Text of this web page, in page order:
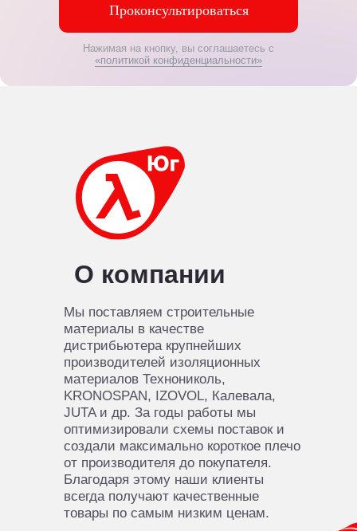
Проконсультироваться
Нажимая на кнопку, вы соглашаетесь с
«политикой конфиденциальности»
О компании
Мы поставляем строительные
материалы в качестве
дистрибьютера крупнейших
производителей изоляционных
материалов Технониколь,
KRONOSPAN, IZOVOL, Калевала,
JUTA и др. За годы работы мы
оптимизировали схемы поставок и
создали максимально короткое плечо
от производителя до покупателя.
Благодаря этому наши клиенты
всегда получают качественные
товары по самым низким ценам.